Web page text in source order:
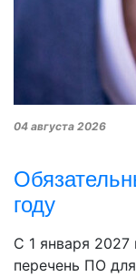
04 августа 2026
году
С 1 января 2027
перечень ПО